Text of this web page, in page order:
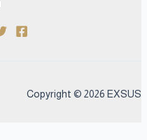
Copyright © 2026 EXSUS